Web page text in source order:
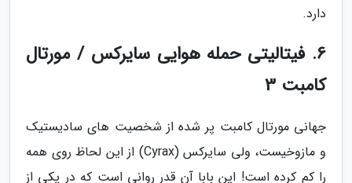
دارد.
6. فیتالیتی حمله هوایی سایرکس / مورتال
کامبت 3
جهانی مورتال کامبت پر شده از شخصیت های سادیستیک
و مازوخیست، ولی سایرکس (Cyrax) از این لحاظ روی همه
را کم کرده است! این بابا آن قدر روانی است که در یکی از